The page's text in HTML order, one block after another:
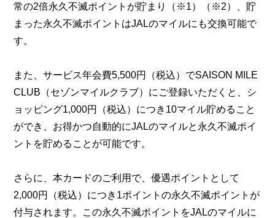
常の2倍永久不滅ポイントが貯まり（※1）（※2）、貯
まった永久不滅ポイントはJALのマイルにも交換可能で
す。
また、サービス年会費5,500円（税込）でSAISON MILE
CLUB（セゾンマイルクラブ）にご登録いただくと、シ
ョッピング1,000円（税込）につき10マイル貯めること
ができ、お得かつ自動的にJALのマイルと永久不滅ポイ
ントを貯めることが可能です。
さらに、本カードのご利用で、優遇ポイントとして
2,000円（税込）につき1ポイントの永久不滅ポイントが
付与されます。この永久不滅ポイントをJALのマイルに